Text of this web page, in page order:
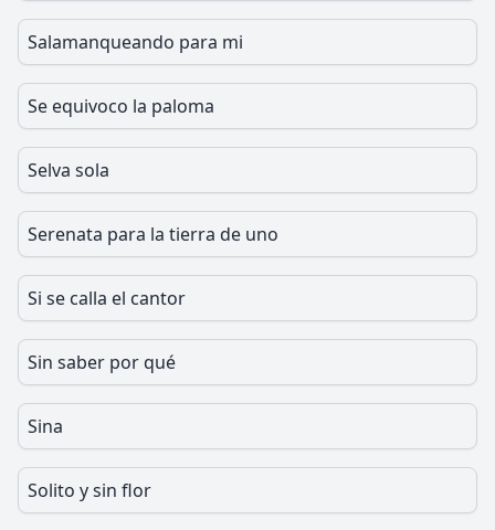
Salamanqueando para mi
Se equivoco la paloma
Selva sola
Serenata para la tierra de uno
Si se calla el cantor
Sin saber por qué
Sina
Solito y sin flor